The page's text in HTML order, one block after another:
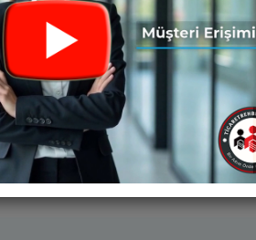
Firma
Ürünler Haberler Seri